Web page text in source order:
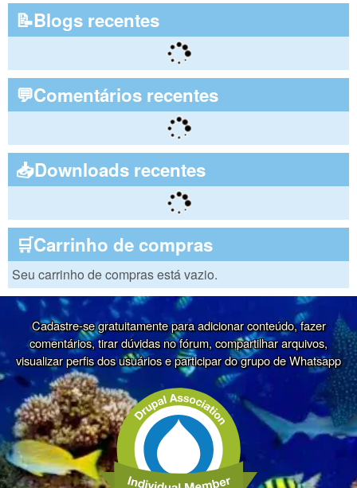
📝Blogs recentes
💬Comentários recentes
📥Downloads recentes
🛒Carrinho de compras
Seu carrinho de compras está vazio.
Cadastre-se gratuitamente para adicionar conteúdo, fazer
comentários, tirar dúvidas no fórum, compartilhar arquivos,
visualizar perfis dos usuários e participar do grupo de Whatsapp